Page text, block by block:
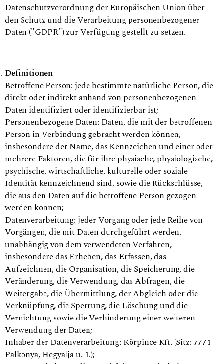
Datenschutzverordnung der Europäischen Union über
den Schutz und die Verarbeitung personenbezogener
Daten ("GDPR") zur Verfügung gestellt zu setzen.
Definitionen
Betroffene Person: jede bestimmte natürliche Person, die
direkt oder indirekt anhand von personenbezogenen
Daten identifiziert oder identifizierbar ist;
Personenbezogene Daten: Daten, die mit der betroffenen
Person in Verbindung gebracht werden können,
insbesondere der Name, das Kennzeichen und einer oder
mehrere Faktoren, die für ihre physische, physiologische,
psychische, wirtschaftliche, kulturelle oder soziale
Identität kennzeichnend sind, sowie die Rückschlüsse,
die aus den Daten auf die betroffene Person gezogen
werden können;
Datenverarbeitung: jeder Vorgang oder jede Reihe von
Vorgängen, die mit Daten durchgeführt werden,
unabhängig von dem verwendeten Verfahren,
insbesondere das Erheben, das Erfassen, das
Aufzeichnen, die Organisation, die Speicherung, die
Veränderung, die Verwendung, das Abfragen, die
Weitergabe, die Übermittlung, der Abgleich oder die
Verknüpfung, die Sperrung, die Löschung und die
Vernichtung sowie die Verhinderung einer weiteren
Verwendung der Daten;
Inhaber der Datenverarbeitung: Körpince Kft. (Sitz: 7771
Palkonya, Hegyalja u. 1.);